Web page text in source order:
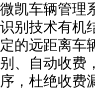
微凯车辆管理
识别技术有机
定的远距离车
别、自动收费
序，杜绝收费